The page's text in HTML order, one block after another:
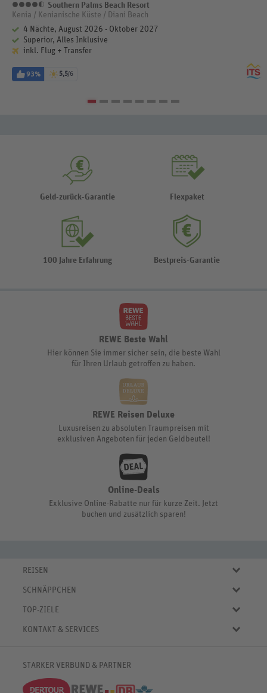
4,5 Sterne
Southern Palms Beach Resort
Kenia / Kenianische Küste / Diani Beach
4 Nächte, August 2026 - Oktober 2027
Superior, Alles Inklusive
inkl. Flug + Transfer
93% 5,5/6
Geld-zurück-Garantie Flexpaket
100 Jahre Erfahrung Bestpreis-Garantie
REWE Beste Wahl
Hier können Sie immer sicher sein, die beste Wahl
für Ihren Urlaub getroffen zu haben.
REWE Reisen Deluxe
Luxusreisen zu absoluten Traumpreisen mit
exklusiven Angeboten für jeden Geldbeutel!
Online-Deals
Exklusive Online-Rabatte nur für kurze Zeit. Jetzt
buchen und zusätzlich sparen!
REISEN
Eigene Anreise
Städtereisen
Kreuzfahrten
SCHNÄPPCHEN
Online-Deals
Reisemagazin
% Satte Rabatte
TOP-ZIELE
✈ Urlaub in Spanien
✈Urlaub in Griechenland
KONTAKT & SERVICES
Kontaktformular
♥ Merkliste
STARKER VERBUND & PARTNER